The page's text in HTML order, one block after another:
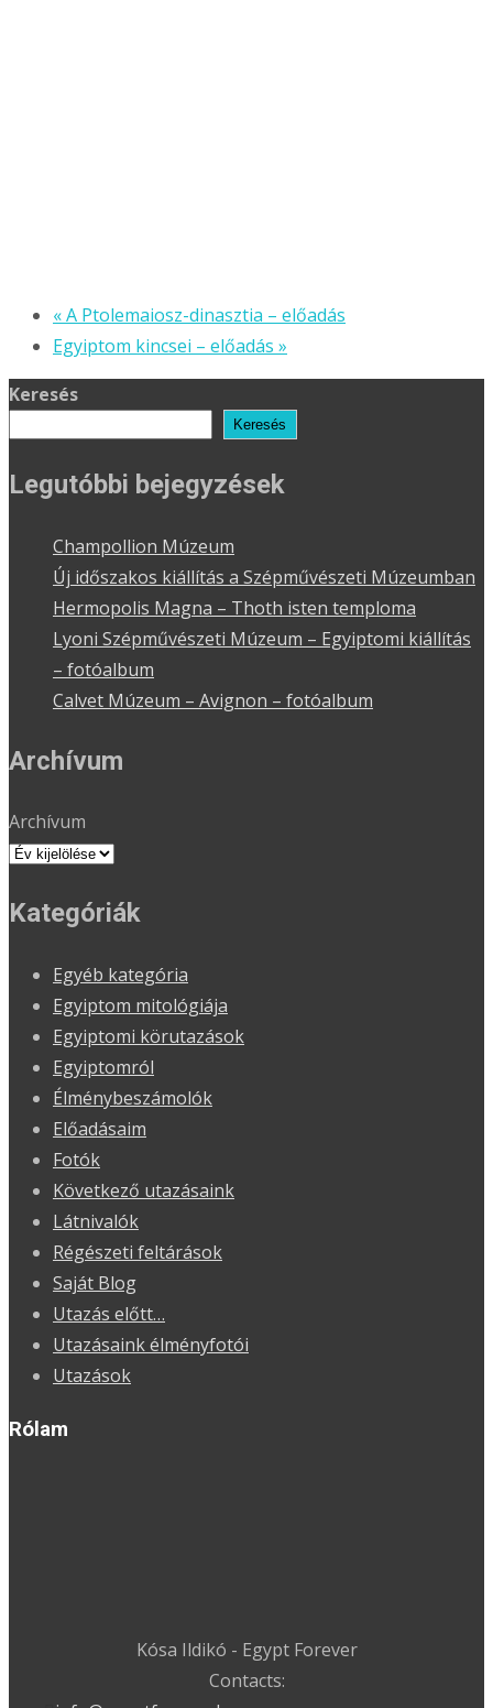
«A Ptolemaiosz-dinasztia – előadás
Egyiptom kincsei – előadás »
Keresés
Keresés
Legutóbbi bejegyzések
Champollion Múzeum
Új időszakos kiállítás a Szépművészeti Múzeumban
Hermopolis Magna – Thoth isten temploma
Lyoni Szépművészeti Múzeum – Egyiptomi kiállítás
– fotóalbum
Calvet Múzeum – Avignon – fotóalbum
Archívum
Archívum
Kategóriák
Egyéb kategória
Egyiptom mitológiája
Egyiptomi körutazások
Egyiptomról
Élménybeszámolók
Előadásaim
Fotók
Következő utazásaink
Látnivalók
Régészeti feltárások
Saját Blog
Utazás előtt…
Utazásaink élményfotói
Utazások
Rólam
Kósa Ildikó - Egypt Forever
Contacts: